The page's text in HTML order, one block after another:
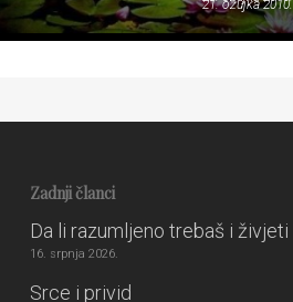
21. ožujka 2010.
Zadnji članci
Da li razumljeno trebaš i živjeti
16. srpnja 2026.
Srce i privid